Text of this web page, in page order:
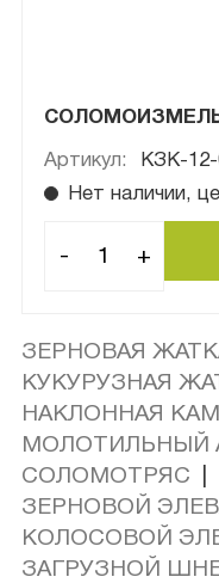
Артикул:
КЗК-12-
Нет наличии,
- +
ЗЕРНОВАЯ
КУКУРУЗНАЯ
НАКЛОННАЯ
МОЛОТИЛЬНЫЙ
СОЛОМОТРЯС
ЗЕРНОВОЙ
КОЛОСОВОЙ
ЗАГРУЗНОЙ